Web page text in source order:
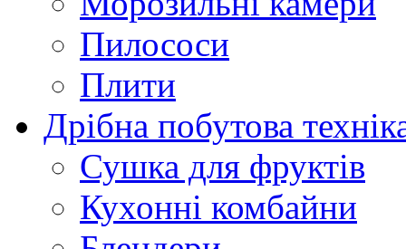
Пилососи
Плити
Дрібна побутова
Сушка для фруктів
Кухонні комбайни